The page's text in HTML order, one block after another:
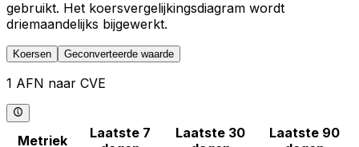
gebruikt. Het koersvergelijkingsdiagram wordt
driemaandelijks bijgewerkt.
Koersen Geconverteerde waarde
1 AFN naar CVE
Metriek
Laatste 7
Laatste 30
Laatste 90